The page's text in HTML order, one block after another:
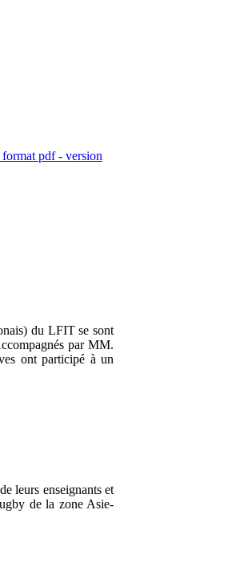
format pdf - version
du LFIT se sont
par MM.
ont participé à un
leurs enseignants et
de la zone Asie-